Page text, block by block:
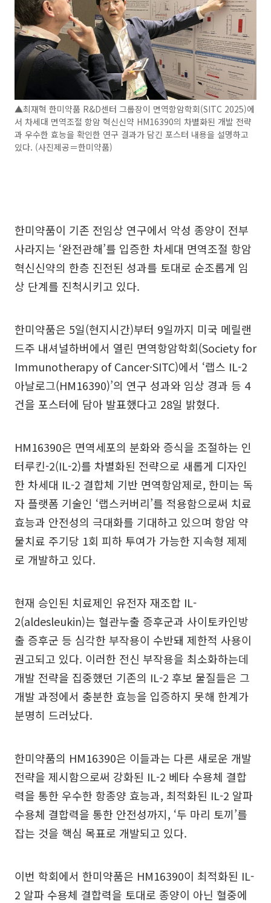
▲최재혁 한미약품 R&D센터 그룹장이 면역항암학회(SITC 2025)에
서 차세대 면역조절 항암 혁신신약 HM16390의 차별화된 개발 전략
과 우수한 효능을 확인한 연구 결과가 담긴 포스터 내용을 설명하고
있다. (사진제공＝한미약품)
한미약품이 기존 전임상 연구에서 악성 종양이 전부
사라지는 ‘완전관해’를 입증한 차세대 면역조절 항암
혁신신약의 한층 진전된 성과를 토대로 순조롭게 임
상 단계를 진척시키고 있다.
한미약품은 5일(현지시간)부터 9일까지 미국 메릴랜
드주 내셔널하버에서 열린 면역항암학회(Society for
Immunotherapy of Cancer·SITC)에서 ‘랩스 IL-2
아날로그(HM16390)’의 연구 성과와 임상 경과 등 4
건을 포스터에 담아 발표했다고 28일 밝혔다.
HM16390은 면역세포의 분화와 증식을 조절하는 인
터루킨-2(IL-2)를 차별화된 전략으로 새롭게 디자인
한 차세대 IL-2 결합체 기반 면역항암제로, 한미는 독
자 플랫폼 기술인 ‘랩스커버리’를 적용함으로써 치료
효능과 안전성의 극대화를 기대하고 있으며 항암 약
물치료 주기당 1회 피하 투여가 가능한 지속형 제제
로 개발하고 있다.
현재 승인된 치료제인 유전자 재조합 IL-
2(aldesleukin)는 혈관누출 증후군과 사이토카인방
출 증후군 등 심각한 부작용이 수반돼 제한적 사용이
권고되고 있다. 이러한 전신 부작용을 최소화하는데
개발 전략을 집중했던 기존의 IL-2 후보 물질들은 그
개발 과정에서 충분한 효능을 입증하지 못해 한계가
분명히 드러났다.
한미약품의 HM16390은 이들과는 다른 새로운 개발
전략을 제시함으로써 강화된 IL-2 베타 수용체 결합
력을 통한 우수한 항종양 효능과, 최적화된 IL-2 알파
수용체 결합력을 통한 안전성까지, ‘두 마리 토끼’를
잡는 것을 핵심 목표로 개발되고 있다.
이번 학회에서 한미약품은 HM16390이 최적화된 IL-
2 알파 수용체 결합력을 토대로 종양이 아닌 혈중에